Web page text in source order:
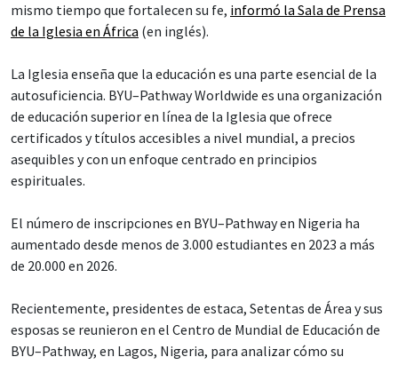
mismo tiempo que fortalecen su fe, informó la Sala de Prensa
de la Iglesia en África (en inglés).
La Iglesia enseña que la educación es una parte esencial de la
autosuficiencia. BYU–Pathway Worldwide es una organización
de educación superior en línea de la Iglesia que ofrece
certificados y títulos accesibles a nivel mundial, a precios
asequibles y con un enfoque centrado en principios
espirituales.
El número de inscripciones en BYU–Pathway en Nigeria ha
aumentado desde menos de 3.000 estudiantes en 2023 a más
de 20.000 en 2026.
Recientemente, presidentes de estaca, Setentas de Área y sus
esposas se reunieron en el Centro de Mundial de Educación de
BYU–Pathway, en Lagos, Nigeria, para analizar cómo su